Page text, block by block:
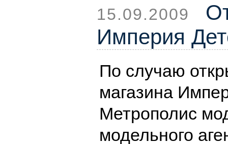
15.09.2009
Империя
По случаю
магазина
Метрополис
модельного